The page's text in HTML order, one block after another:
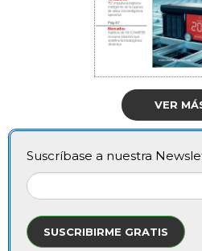
VER
Suscríbase a nuestra
SUSCRIBIRME GRATIS